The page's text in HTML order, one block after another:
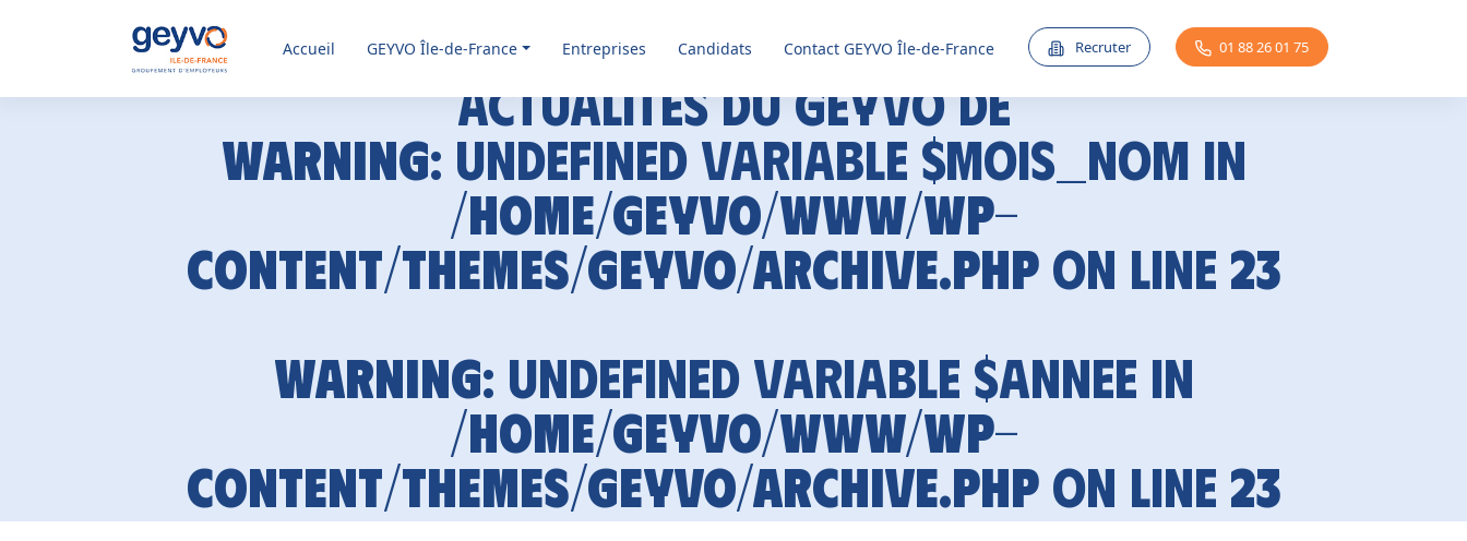
Accueil GEYVOÎle-de-France Entreprises Candidats Contact GEYVO Île-de-France Recruter 01 88 26 01 75
Actualités du GEYVO de
Warning: Undefined variable $mois_nom in
/home/geyvo/www/wp-
content/themes/geyvo/archive.phpon line 23
Warning: Undefined variable $annee in
/home/geyvo/www/wp-
content/themes/geyvo/archive.phpon line 23